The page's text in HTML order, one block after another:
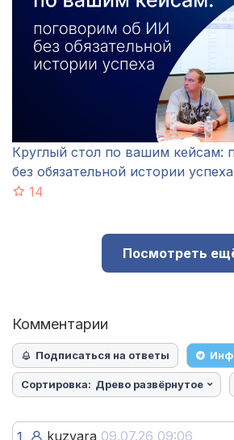
Круглый стол по вашим кейсам:
без обязательной истории успеха
14
Посмотреть
Комментарии
Подписаться на ответы
Сортировка: Древо развёрнутое
1. kuzyara 09.07.26 09:06